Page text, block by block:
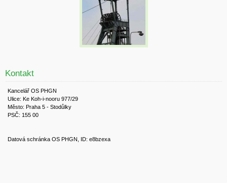
Kontakt
Kancelář OS PHGN
Ulice: Ke Koh-i-nooru 977/29
Město: Praha 5 - Stodůlky
PSČ: 155 00
Datová schránka OS PHGN, ID: e8bzexa